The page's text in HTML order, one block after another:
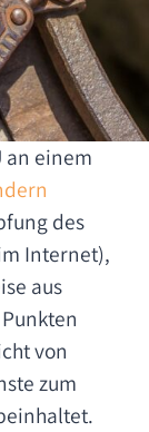
an einem
des
Internet),
aus
von
zum